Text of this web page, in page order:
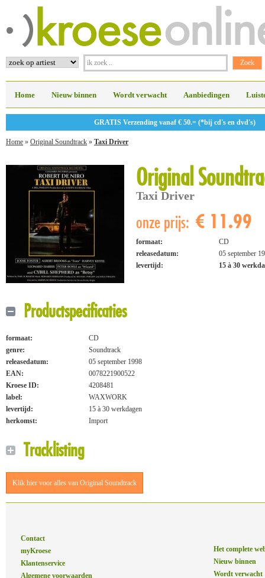
Home Nieuw binnen Wordt verwacht Aanbiedingen
GRATIS Verzending vanaf € 50.= (*bij cd's en dvd's)
Home » Original Soundtrack » Taxi Driver
Original
Taxi Driver
onze prijs: € 11.99
formaat:
CD
releasedatum:
05 september
levertijd:
15 à 30
Productspecificaties
formaat:
CD
genre:
Soundtrack
releasedatum:
05 september 1998
EAN:
0078221900522
Kroese ID:
4208481
label:
WAXWORK
levertijd:
15 à 30 werkdagen
herkomst:
Import
Tracklisting
Klik hier voor alles van Original Soundtrack
Contact
myKroese
Klantenservice
Algemene voorwaarden
Het complete
Nieuw binnen
Wordt verwacht